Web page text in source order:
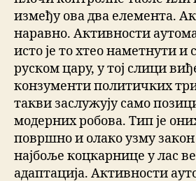
између ова два елемента.
наравно. Активности
исто је то хтео наметнути и
руском цару, у тој слици
конзументи политичких
такви заслужују само
модерних робова. Тип је
површно и олако узму
најбоље коцкарнице у лас
адаптација. Активности